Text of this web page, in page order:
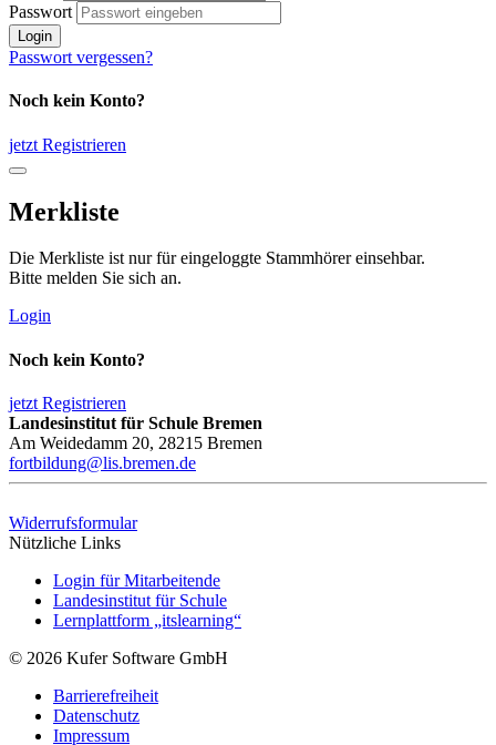
Passwort
Login
Passwort vergessen?
Noch kein Konto?
jetzt Registrieren
Merkliste
Die Merkliste ist nur für eingeloggte Stammhörer einsehbar.
Bitte melden Sie sich an.
Login
Noch kein Konto?
jetzt Registrieren
Landesinstitut für Schule Bremen
Am Weidedamm 20, 28215 Bremen
fortbildung@lis.bremen.de
Widerrufsformular
Nützliche Links
Login für Mitarbeitende
Landesinstitut für Schule
Lernplattform „itslearning“
© 2026 Kufer Software GmbH
Barrierefreiheit
Datenschutz
Impressum